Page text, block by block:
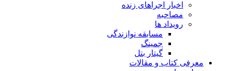
اخبار اجراهای زنده
مصاحبه
رویداد ها
مسابقه نوازندگی
جمینگ
گیتار بتل
معرفی کتاب و مقالات